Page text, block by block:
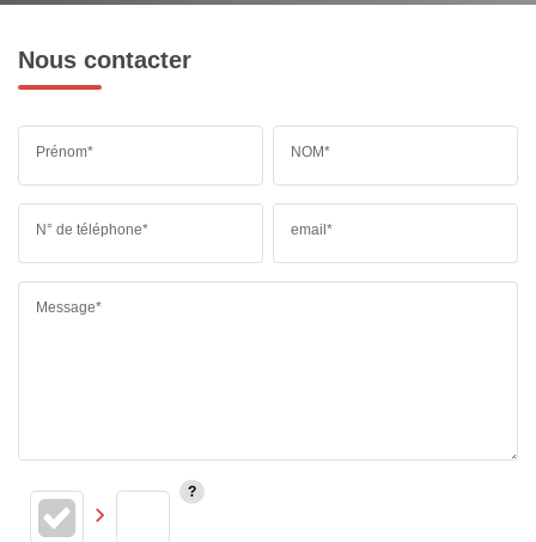
Nous contacter
Prénom* NOM*
N° de téléphone* email*
Message*